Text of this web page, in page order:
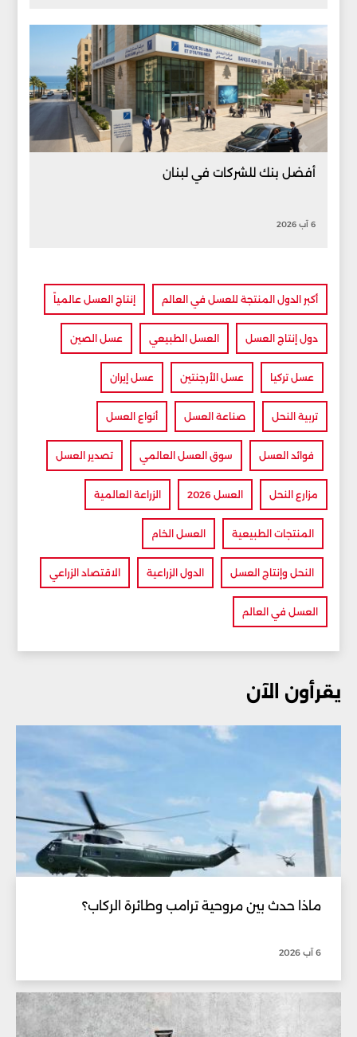
أفضل بنك للشركات في لبنان
6 آب 2026
أكبر الدول المنتجة للعسل في العالم إنتاج العسل عالمياً
دول إنتاج العسل العسل الطبيعي عسل الصين
عسل تركيا عسل الأرجنتين عسل إيران
تربية النحل صناعة العسل أنواع العسل
فوائد العسل سوق العسل العالمي تصدير العسل
مزارع النحل العسل 2026 الزراعة العالمية
المنتجات الطبيعية العسل الخام
النحل وإنتاج العسل الدول الزراعية الاقتصاد الزراعي
العسل في العالم
يقرأون الآن
ماذا حدث بين مروحية ترامب وطائرة الركاب؟
6 آب 2026